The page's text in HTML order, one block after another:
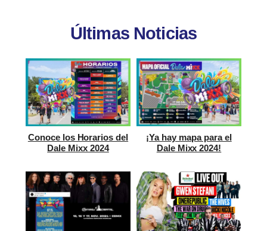
Últimas Noticias
Conoce los Horarios del
Dale Mixx 2024
¡Ya hay mapa para el
Dale Mixx 2024!